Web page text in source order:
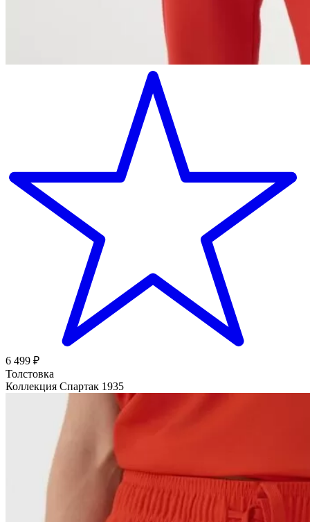
6 499 ₽
Толстовка
Коллекция Спартак 1935